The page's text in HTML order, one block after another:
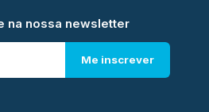
na nossa newsletter
Me inscrever